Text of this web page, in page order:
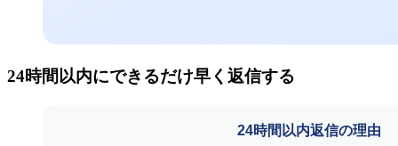
24時間以内にできるだけ早く返信する